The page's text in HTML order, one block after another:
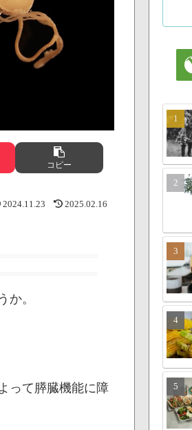
コピー
2024.11.23 2025.02.16
か。
って膵臓機能に障